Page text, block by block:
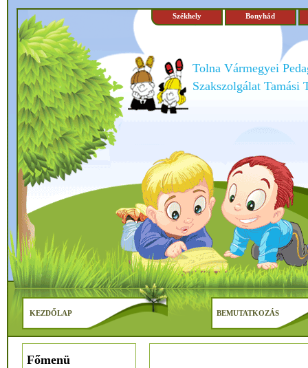
Székhely Bonyhád
Tolna Vármegyei
Szakszolgálat Tamási
KEZDŐLAP BEMUTATKOZÁS
Főmenü